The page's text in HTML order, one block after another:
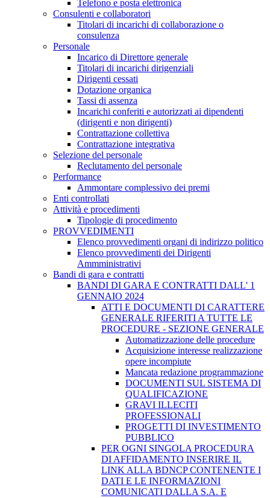
Telefono e posta elettronica
Consulenti e collaboratori
Titolari di incarichi di collaborazione o
consulenza
Personale
Incarico di Direttore generale
Titolari di incarichi dirigenziali
Dirigenti cessati
Dotazione organica
Tassi di assenza
Incarichi conferiti e autorizzati ai dipendenti
(dirigenti e non dirigenti)
Contrattazione collettiva
Contrattazione integrativa
Selezione del personale
Reclutamento del personale
Performance
Ammontare complessivo dei premi
Enti controllati
Attività e procedimenti
Tipologie di procedimento
PROVVEDIMENTI
Elenco provvedimenti organi di indirizzo politico
Elenco provvedimenti dei Dirigenti
Ammministrativi
Bandi di gara e contratti
BANDI DI GARA E CONTRATTI DALL' 1
GENNAIO 2024
ATTI E DOCUMENTI DI CARATTERE
GENERALE RIFERITI A TUTTE LE
PROCEDURE - SEZIONE GENERALE
Automatizzazione delle procedure
Acquisizione interesse realizzazione
opere incompiute
Mancata redazione programmazione
DOCUMENTI SUL SISTEMA DI
QUALIFICAZIONE
GRAVI ILLECITI
PROFESSIONALI
PROGETTI DI INVESTIMENTO
PUBBLICO
PER OGNI SINGOLA PROCEDURA
DI AFFIDAMENTO INSERIRE IL
LINK ALLA BDNCP CONTENENTE I
DATI E LE INFORMAZIONI
COMUNICATI DALLA S.A. E